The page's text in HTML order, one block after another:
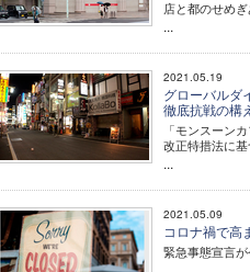
店と都のせめぎ
...
2021.05.19
グローバルダ
徹底抗戦の構え
「モンスーン
改正特措法に基
...
2021.05.09
コロナ禍で高
緊急事態宣言が